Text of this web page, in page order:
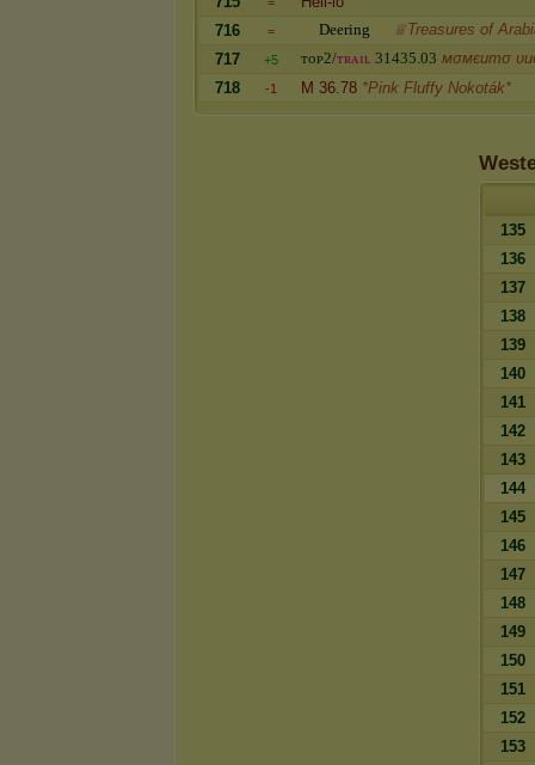
716
= ☆ Deering ☆ ♕Treasures of
717
+5 ᴛᴏᴘ2/ᴛʀᴀɪʟ 31435.03 мσмєитσ
718
-1 M 36.78 *Pink Fluffy Nokoták*
135
136
137
138
139
140
141
142
143
144
145
146
147
148
149
150
151
152
153